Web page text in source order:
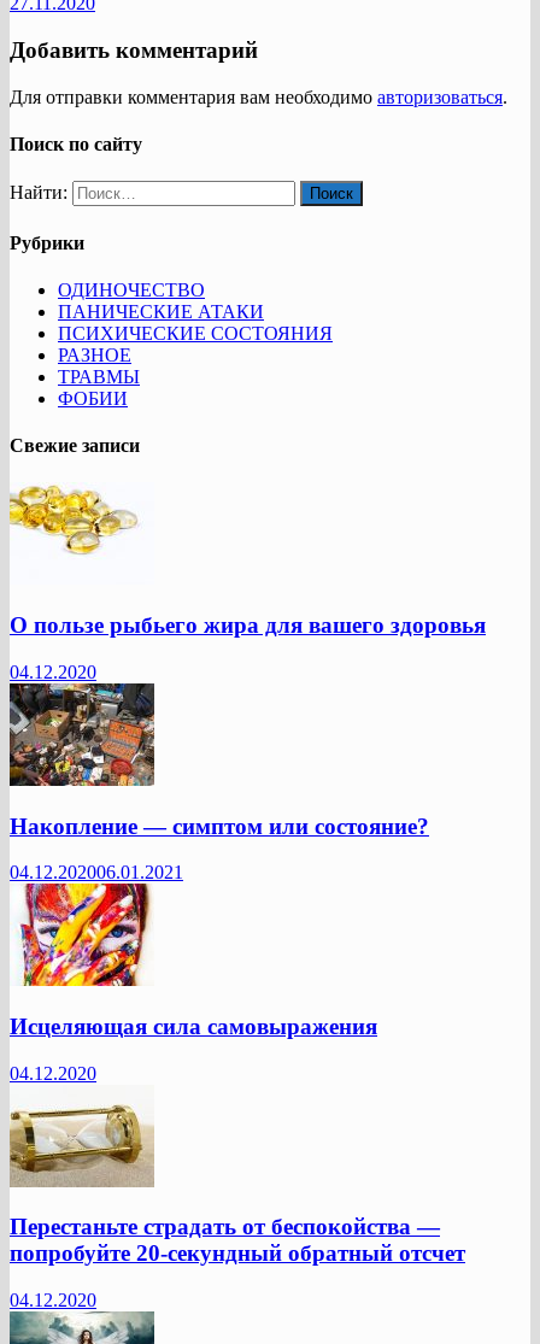
Добавить комментарий
Для отправки комментария вам необходимо авторизоваться.
Поиск по сайту
Найти:
Рубрики
ОДИНОЧЕСТВО
ПАНИЧЕСКИЕ АТАКИ
ПСИХИЧЕСКИЕ СОСТОЯНИЯ
РАЗНОЕ
ТРАВМЫ
ФОБИИ
Свежие записи
О пользе рыбьего жира для вашего здоровья
04.12.2020
Накопление — симптом или состояние?
04.12.202006.01.2021
Исцеляющая сила самовыражения
04.12.2020
Перестаньте страдать от беспокойства —
попробуйте 20-секундный обратный отсчет
04.12.2020